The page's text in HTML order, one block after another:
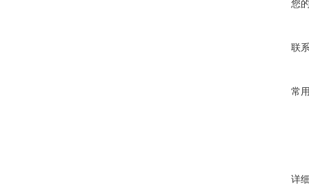
您
联
常
详